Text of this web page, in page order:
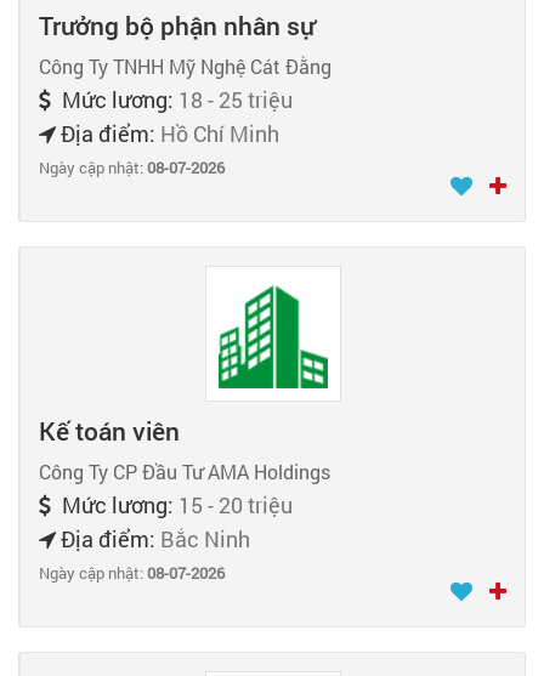
Trưởng bộ phận nhân sự
Công Ty TNHH Mỹ Nghệ Cát Đằng
Mức lương: 18 - 25 triệu
Địa điểm: Hồ Chí Minh
Ngày cập nhật:08-07-2026
Kế toán viên
Công Ty CP Đầu Tư AMA Holdings
Mức lương: 15 - 20 triệu
Địa điểm: Bắc Ninh
Ngày cập nhật:08-07-2026